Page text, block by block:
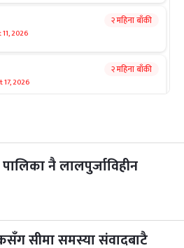
11, 2026
२ महिना बाँकी
17, 2026
२ महिना बाँकी
२ महिना बाँकी
2026
नै लालपुर्जाविहीन
सीमा समस्या संवादबाटै